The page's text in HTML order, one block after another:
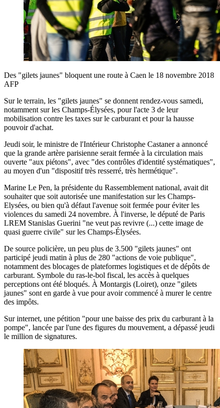
Des "gilets jaunes" bloquent une route à Caen le 18 novembre 2018
AFP
Sur le terrain, les "gilets jaunes" se donnent rendez-vous samedi,
notamment sur les Champs-Élysées, pour l'acte 3 de leur
mobilisation contre les taxes sur le carburant et pour la hausse
pouvoir d'achat.
Jeudi soir, le ministre de l'Intérieur Christophe Castaner a annoncé
que la grande artère parisienne serait fermée à la circulation mais
ouverte "aux piétons", avec "des contrôles d'identité systématiques",
au moyen d'un "dispositif très resserré, très hermétique".
Marine Le Pen, la présidente du Rassemblement national, avait dit
souhaiter que soit autorisée une manifestation sur les Champs-
Elysées, ou bien qu'à défaut l'avenue soit fermée pour éviter les
violences du samedi 24 novembre. À l'inverse, le député de Paris
LREM Stanislas Guerini "ne veut pas revivre (...) cette image de
quasi guerre civile" sur les Champs-Élysées.
De source policière, un peu plus de 3.500 "gilets jaunes" ont
participé jeudi matin à plus de 280 "actions de voie publique",
notamment des blocages de plateformes logistiques et de dépôts de
carburant. Symbole du ras-le-bol fiscal, les accès à quelques
perceptions ont été bloqués. À Montargis (Loiret), onze "gilets
jaunes" sont en garde à vue pour avoir commencé à murer le centre
des impôts.
Sur internet, une pétition "pour une baisse des prix du carburant à la
pompe", lancée par l'une des figures du mouvement, a dépassé jeudi
le million de signatures.